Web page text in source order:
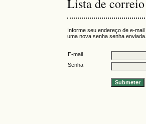
Lista de
Informe seu endereço de e-
uma nova senha senha enviada.
E-mail
Senha